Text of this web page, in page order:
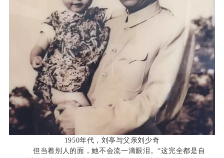
1950年代，刘亭与父亲刘少奇
但当着别人的面，她不会流一滴眼泪。“这完全都是自